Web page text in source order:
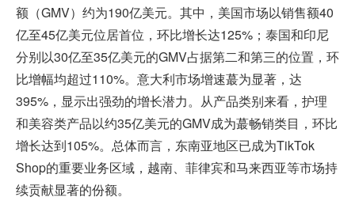
额（GMV）约为190亿美元。其中，美国市场以销售额40
亿至45亿美元位居首位，环比增长达125%；泰国和印尼
分别以30亿至35亿美元的GMV占据第二和第三的位置，环
比增幅均超过110%。意大利市场增速蕞为显著，达
395%，显示出强劲的增长潜力。从产品类别来看，护理
和美容类产品以约35亿美元的GMV成为蕞畅销类目，环比
增长达到105%。总体而言，东南亚地区已成为TikTok
Shop的重要业务区域，越南、菲律宾和马来西亚等市场持
续贡献显著的份额。